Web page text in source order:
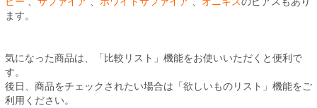
ます。
気になった商品は、「比較リスト」機能をお使いいただくと便利で
す。
後日、商品をチェックされたい場合は「欲しいものリスト」機能をご
利用ください。